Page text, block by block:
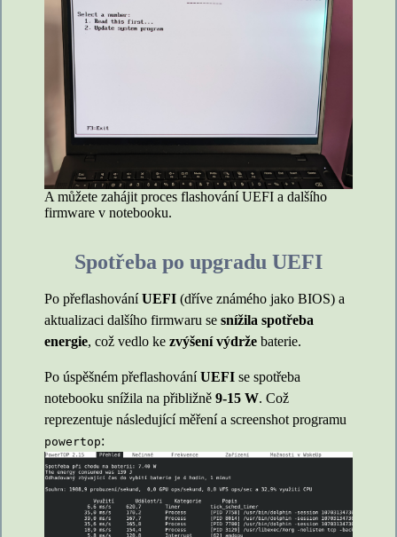
A můžete zahájit proces flashování UEFI a dalšího
firmware v notebooku.
Spotřeba po upgradu UEFI
Po přeflashováníUEFI (dříve známého jako BIOS) a
aktualizaci dalšího firmwaru se snížila spotřeba
energie, což vedlo ke zvýšení výdrže baterie.
Po úspěšném přeflashováníUEFI se spotřeba
notebooku snížila na přibližně 9-15 W. Což
reprezentuje následující měření a screenshot programu
powertop: